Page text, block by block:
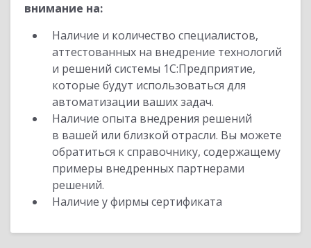
внимание на:
Наличие и количество специалистов,
аттестованных на внедрение технологий
и решений системы 1С:Предприятие,
которые будут использоваться для
автоматизации ваших задач.
Наличие опыта внедрения решений
в вашей или близкой отрасли. Вы можете
обратиться к справочнику, содержащему
примеры внедренных партнерами
решений.
Наличие у фирмы сертификата